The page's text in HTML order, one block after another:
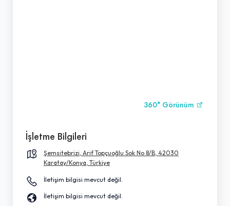
360° Görünüm
İşletme Bilgileri
Şemsitebrizi, Arif Topçuoğlu Sok No 8/B, 42030
Karatay/Konya, Türkiye
İletişim bilgisi mevcut değil.
İletişim bilgisi mevcut değil.